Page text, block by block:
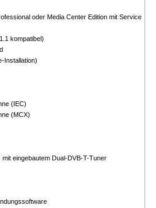
oder Media Center Edition mit Service
kompatibel)
Installation)
(IEC)
(MCX)
eingebautem Dual-DVB-T-Tuner